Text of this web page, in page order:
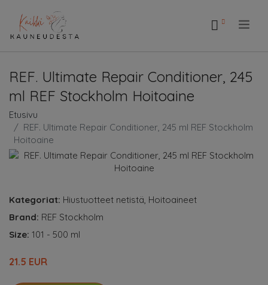
REF. Ultimate Repair Conditioner, 245
ml REF Stockholm Hoitoaine
Etusivu
REF. Ultimate Repair Conditioner, 245 ml REF Stockholm
Hoitoaine
Kategoriat: Hiustuotteet netistä, Hoitoaineet
Brand: REF Stockholm
Size: 101 - 500 ml
21.5 EUR